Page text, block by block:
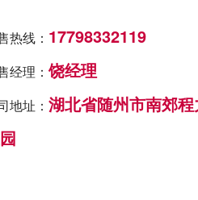
热线： 17798332119
经理： 饶经理
地址： 湖北省随州市南郊